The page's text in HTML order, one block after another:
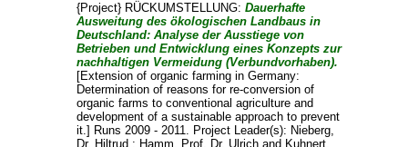
{Project} RÜCKUMSTELLUNG: Dauerhafte
Ausweitung des ökologischen Landbaus in
Deutschland: Analyse der Ausstiege von
Betrieben und Entwicklung eines Konzepts zur
nachhaltigen Vermeidung (Verbundvorhaben).
[Extension of organic farming in Germany:
Determination of reasons for re-conversion of
organic farms to conventional agriculture and
development of a sustainable approach to prevent
it.] Runs 2009 - 2011. Project Leader(s): Nieberg,
Dr. Hiltrud ; Hamm, Prof. Dr. Ulrich and Kuhnert,